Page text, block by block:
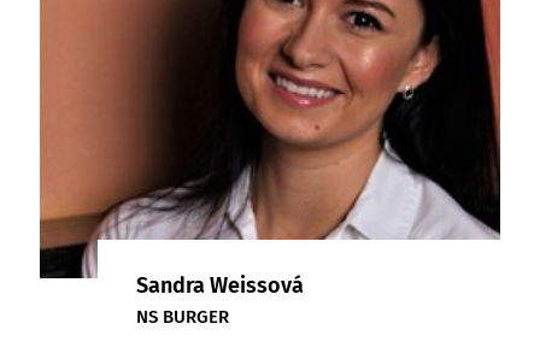
Sandra Weissová
NS BURGER